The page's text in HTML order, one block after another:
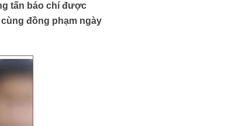
tấn báo chí được
đồng phạm ngày